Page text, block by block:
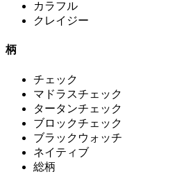
カラフル
クレイジー
柄
チェック
マドラスチェック
タータンチェック
ブロックチェック
ブラックウォッチ
ネイティブ
総柄